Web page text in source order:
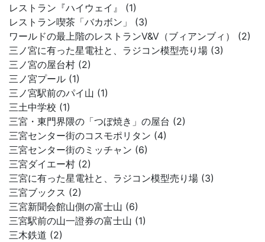
レストラン『ハイウェイ』 (1)
レストラン喫茶「バカボン」 (3)
ワールドの最上階のレストランV&V（ブィアンブィ） (2)
三ノ宮に有った星電社と、ラジコン模型売り場 (3)
三ノ宮の屋台村 (2)
三ノ宮プール (1)
三ノ宮駅前のパイ山 (1)
三土中学校 (1)
三宮・東門界隈の「つぼ焼き」の屋台 (2)
三宮センター街のコスモポリタン (4)
三宮センター街のミッチャン (6)
三宮ダイエー村 (2)
三宮に有った星電社と、ラジコン模型売り場 (3)
三宮ブックス (2)
三宮新聞会館山側の富士山 (6)
三宮駅前の山一證券の富士山 (1)
三木鉄道 (2)